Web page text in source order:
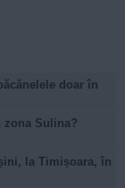
doar în
zona Sulina?
la Timișoara, în